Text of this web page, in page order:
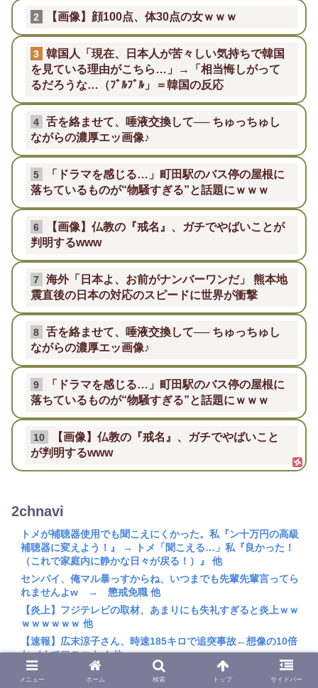
2 【画像】顔100点、体30点の女ｗｗｗ
3
韓国人「現在、日本人が苦々しい気持ちで韓国
を見ている理由がこちら…」→「相当悔しがって
るだろうな…（ﾌﾞﾙﾌﾞﾙ」＝韓国の反応
4
舌を絡ませて、唾液交換して── ちゅっちゅし
ながらの濃厚エッ画像♪
5
「ドラマを感じる…」町田駅のバス停の屋根に
落ちているものが“物騒すぎる”と話題にｗｗｗ
6
【画像】仏教の『戒名』、ガチでやばいことが
判明するwww
7
海外「日本よ、お前がナンバーワンだ」 熊本地
震直後の日本の対応のスピードに世界が衝撃
8
舌を絡ませて、唾液交換して── ちゅっちゅし
ながらの濃厚エッ画像♪
9
「ドラマを感じる…」町田駅のバス停の屋根に
落ちているものが“物騒すぎる”と話題にｗｗｗ
10
【画像】仏教の『戒名』、ガチでやばいこと
が判明するwww
2chnavi
トメが補聴器使用でも聞こえにくかった。私『ン十万円の高級
補聴器に変えよう！』 → トメ「聞こえる…」私『良かった！
（これで家庭内に静かな日々が戻る！）』 他
センパイ、俺マル暴っすからね、いつまでも先輩先輩言ってら
れませんよw → 懲戒免職 他
【炎上】フジテレビの取材、あまりにも失礼すぎると炎上ｗｗ
ｗｗｗｗｗｗ 他
【速報】広末涼子さん、時速185キロで追突事故←想像の10倍
ヤバくてワロエナイ 他
【画像】ブレイキングダウン、なかなかえっちｗｗｗｗ 他
メニュー ホーム 検索 トップ サイドバー